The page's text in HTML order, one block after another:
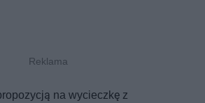
na wycieczkę z